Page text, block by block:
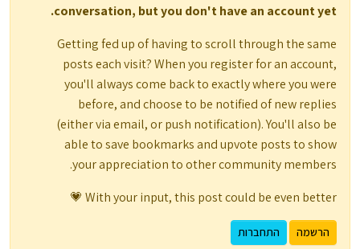
conversation, but you don't have an account yet.
Getting fed up of having to scroll through the same
posts each visit? When you register for an account,
you'll always come back to exactly where you were
before, and choose to be notified of new replies
(either via email, or push notification). You'll also be
able to save bookmarks and upvote posts to show
your appreciation to other community members.
With your input, this post could be even better 💗
הרשמה התחברות